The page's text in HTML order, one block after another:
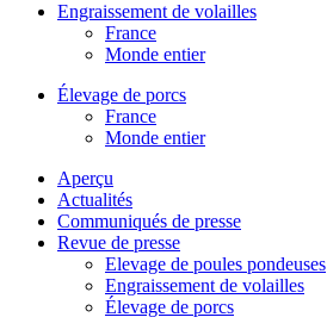
Engraissement de volailles
France
Monde entier
Élevage de porcs
France
Monde entier
Aperçu
Actualités
Communiqués de presse
Revue de presse
Elevage de poules pondeuses
Engraissement de volailles
Élevage de porcs